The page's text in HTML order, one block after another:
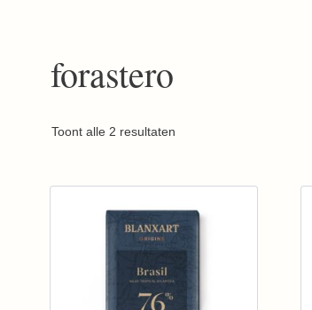
forastero
Toont alle 2 resultaten